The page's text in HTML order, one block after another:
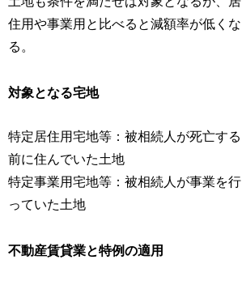
住用や事業用と比べると減額率が低くな
る。
対象となる宅地
特定居住用宅地等：被相続人が死亡する
前に住んでいた土地
特定事業用宅地等：被相続人が事業を行
っていた土地
不動産賃貸業と特例の適用